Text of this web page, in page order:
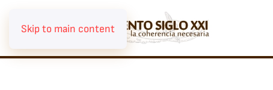
Skip to main content